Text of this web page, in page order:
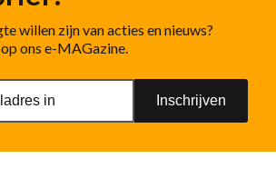
willen zijn van acties en nieuws?
ons e-MAGazine.
Inschrijven